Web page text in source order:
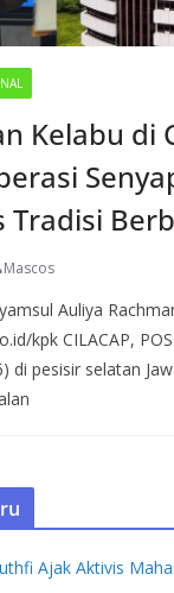
Kelabu di
Tradisi
Mascos
Auliya
kpk CILACAP,
di pesisir selatan
Ajak Aktivis